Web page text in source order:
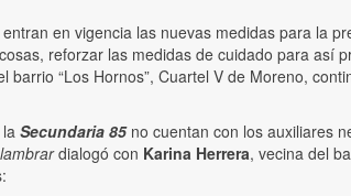
en vigencia las nuevas medidas para la
reforzar las medidas de cuidado para así
barrio “Los Hornos”, Cuartel V de Moreno,
Secundaria 85no cuentan con los auxiliares
dialogó con Karina Herrera, vecina del